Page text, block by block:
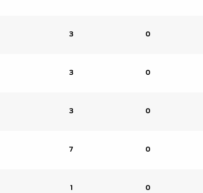
3 0
3 0
3 0
7 0
1 0